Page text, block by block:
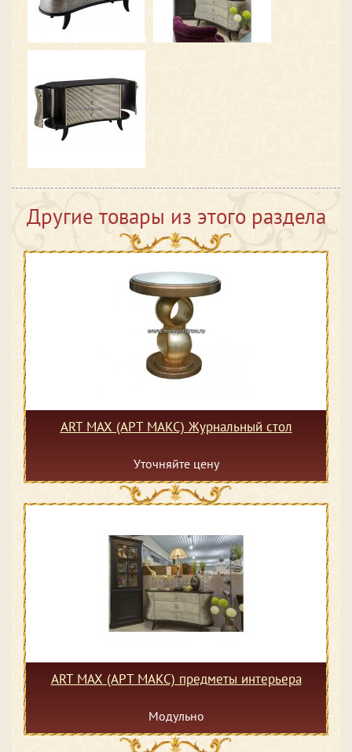
Другие товары из этого раздела
ART MAX (АРТ МАКС) Журнальный стол
Уточняйте цену
ART MAX (АРТ МАКС) предметы интерьера
Модульно